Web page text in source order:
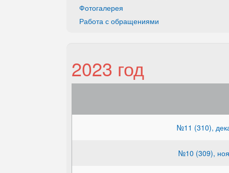
Фотогалерея
Работа с обращениями
2023 год
№11 (310),
№10 (309),